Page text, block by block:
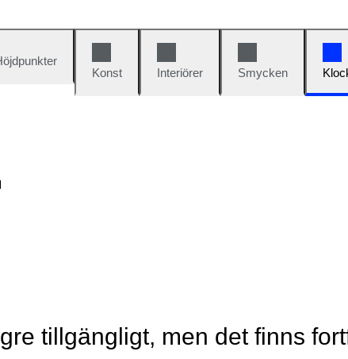
Konst
Interiörer Smycken
tillgängligt, men det finns